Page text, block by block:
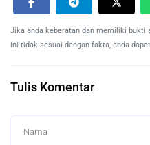
Jika anda keberatan dan memiliki bukti
ini tidak sesuai dengan fakta, anda
Tulis Komentar